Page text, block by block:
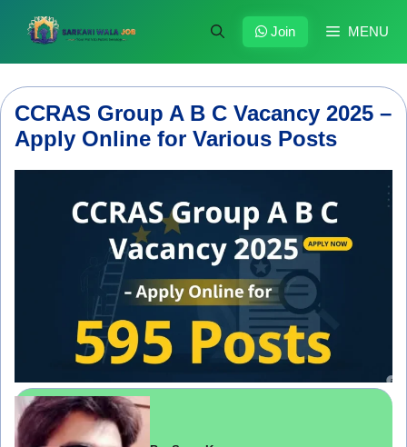
content
MENU
Join
CCRAS Group A B C Vacancy 2025 –
Apply Online for Various Posts